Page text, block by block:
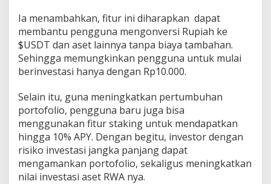
Ia menambahkan, fitur ini diharapkan dapat
membantu pengguna mengonversi Rupiah ke
$USDT dan aset lainnya tanpa biaya tambahan.
Sehingga memungkinkan pengguna untuk mulai
berinvestasi hanya dengan Rp10.000.
Selain itu, guna meningkatkan pertumbuhan
portofolio, pengguna baru juga bisa
menggunakan fitur staking untuk mendapatkan
hingga 10% APY. Dengan begitu, investor dengan
risiko investasi jangka panjang dapat
mengamankan portofolio, sekaligus meningkatkan
nilai investasi aset RWA nya.